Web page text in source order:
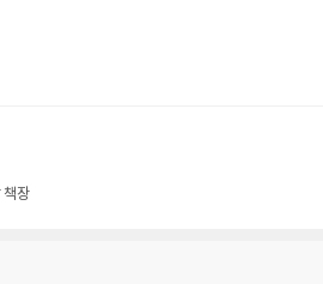
역도 가능 전화요망 책장